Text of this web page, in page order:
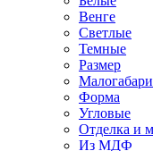
Венге
Светлые
Темные
Размер
Форма
Угловые
Отделка и
Из МДФ